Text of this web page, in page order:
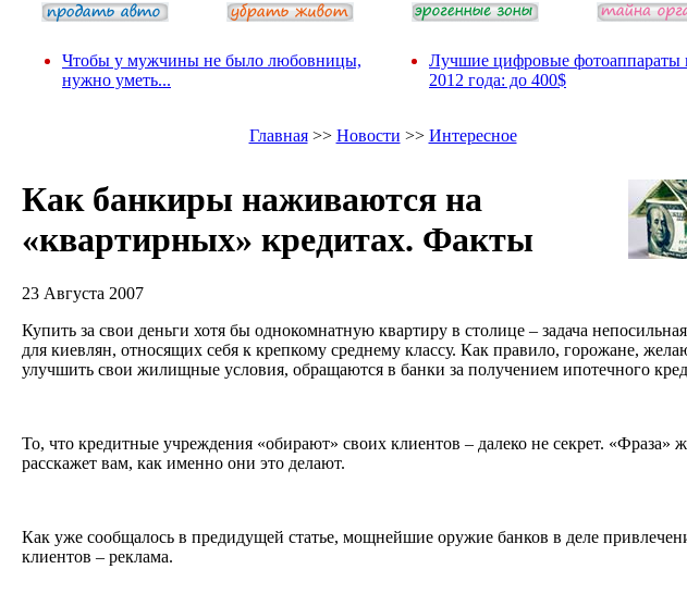
Чтобы у мужчины не было любовницы,
нужно уметь...
Лучшие цифровые фотоаппараты
2012 года: до 400$
Главная>> Новости >> Интересное
Как банкиры наживаются на
«квартирных» кредитах. Факты
23 Августа 2007
Купить за свои деньги хотя бы однокомнатную квартиру в столице – задача
для киевлян, относящих себя к крепкому среднему классу. Как правило, горожане,
улучшить свои жилищные условия, обращаются в банки за получением ипотечного
То, что кредитные учреждения «обирают» своих клиентов – далеко не секрет. «Фраза»
расскажет вам, как именно они это делают.
Как уже сообщалось в предидущей статье, мощнейшие оружие банков в деле
клиентов – реклама.